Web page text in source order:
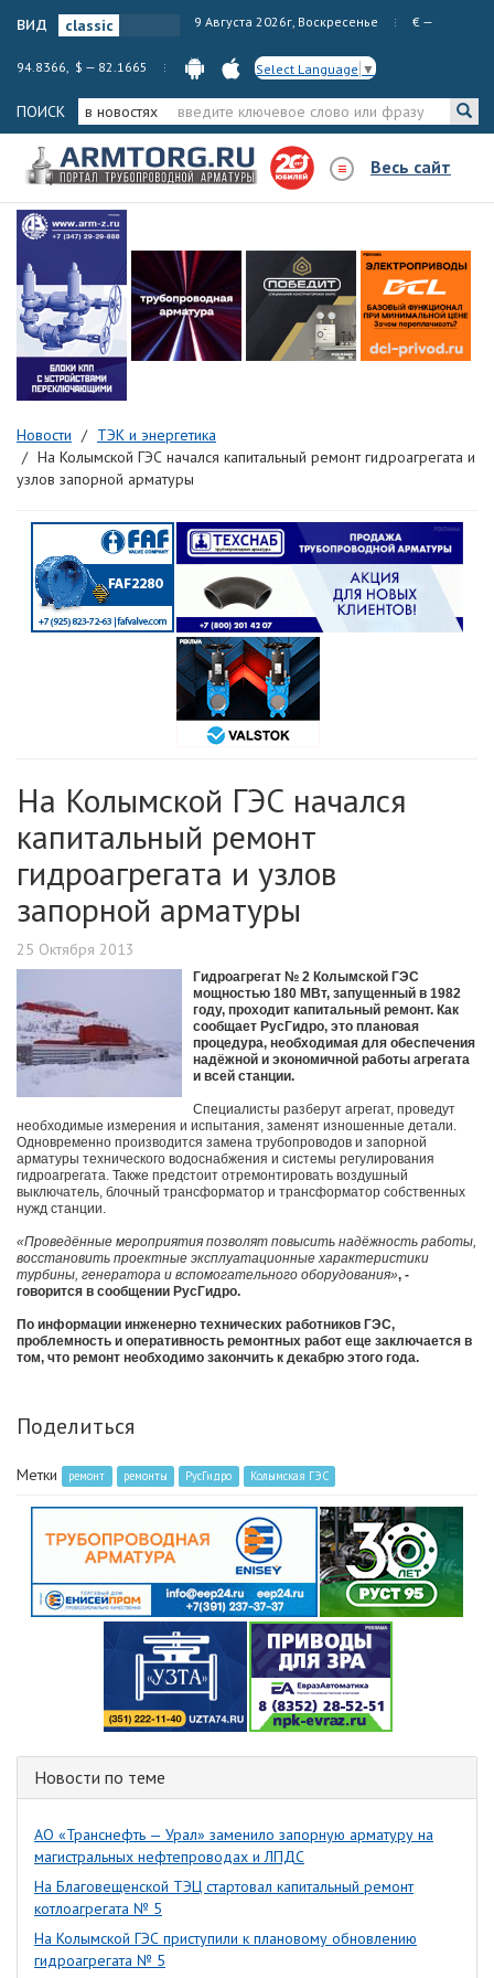
вид 9 Августа 2026г, Воскресенье € —
94.8366, $ — 82.1665 Select Language ▼
ПОИСК в новостях
Весь сайт
Новости
ТЭК и энергетика
На Колымской ГЭС начался капитальный ремонт гидроагрегата и
узлов запорной арматуры
На Колымской ГЭС начался
капитальный ремонт
гидроагрегата и узлов
запорной арматуры
25 Октября 2013
Гидроагрегат № 2 Колымской ГЭС
мощностью 180 МВт, запущенный в 1982
году, проходит капитальный ремонт. Как
сообщает РусГидро, это плановая
процедура, необходимая для обеспечения
надёжной и экономичной работы агрегата
и всей станции.
Специалисты разберут агрегат, проведут
необходимые измерения и испытания, заменят изношенные детали.
Одновременно производится замена трубопроводов и запорной
арматуры технического водоснабжения и системы регулирования
гидроагрегата. Также предстоит отремонтировать воздушный
выключатель, блочный трансформатор и трансформатор собственных
нужд станции.
«Проведённые мероприятия позволят повысить надёжность работы,
восстановить проектные эксплуатационные характеристики
турбины, генератора и вспомогательного оборудования», -
говорится в сообщении РусГидро.
По информации инженерно технических работников ГЭС,
проблемность и оперативность ремонтных работ еще заключается в
том, что ремонт необходимо закончить к декабрю этого года.
Поделиться
Метки ремонт ремонты РусГидро Колымская ГЭС
Новости по теме
АО «Транснефть — Урал» заменило запорную арматуру на
магистральных нефтепроводах и ЛПДС
На Благовещенской ТЭЦ стартовал капитальный ремонт
котлоагрегата № 5
На Колымской ГЭС приступили к плановому обновлению
гидроагрегата № 5